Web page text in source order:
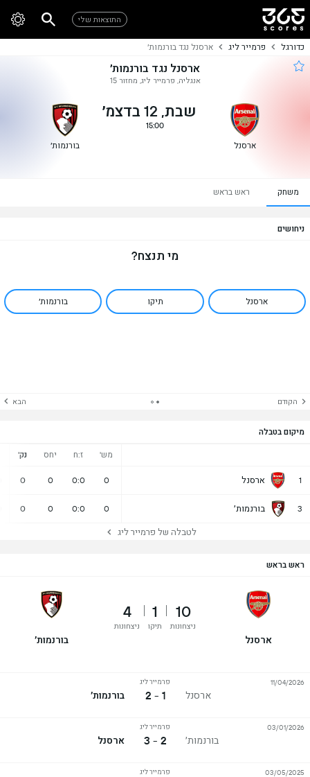
התוצאות שלי
כדורגל פרמייר ליג ארסנל נגד בורנמות׳
ארסנל נגד בורנמות׳
אנגליה, פרמייר ליג, מחזור 15
ארסנל
שבת, 12 בדצמ׳
15:00
בורנמות׳
משחק ראש בראש
ניחושים
מי תנצח?
ארסנל תיקו בורנמות׳
הקודם הבא
מיקום בטבלה
מש' ז:ח יחס נק'
1 ארסנל 0
0:0
0
0
3 בורנמות׳ 0
0:0
0
0
לטבלה של פרמייר ליג
ראש בראש
ארסנל
10
ניצחונות
1
תיקו
4
ניצחונות
בורנמות׳
ארסנל
פרמייר ליג
1 - 2 בורנמות׳
11/04/2026
בורנמות׳
פרמייר ליג
2 - 3 ארסנל
03/01/2026
פרמייר ליג 03/05/2025